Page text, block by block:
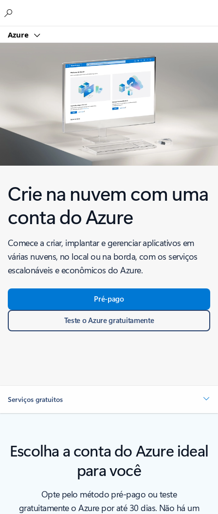
Azure
Crie na nuvem com uma
conta do Azure
Comece a criar, implantar e gerenciar aplicativos em
várias nuvens, no local ou na borda, com os serviços
escalonáveis e econômicos do Azure.
Pré-pago
Teste o Azure gratuitamente
Serviços gratuitos
Escolha a conta do Azure ideal
para você
Opte pelo método pré-pago ou teste
gratuitamente o Azure por até 30 dias. Não há um